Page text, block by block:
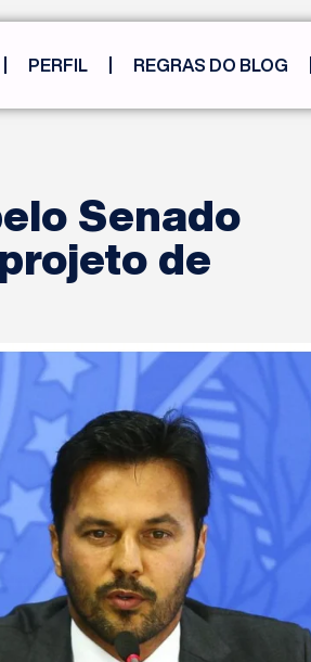
PERFIL REGRAS DO BLOG
Senado
de